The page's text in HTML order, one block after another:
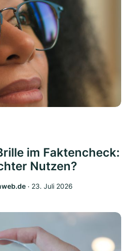
im Faktencheck:
Nutzen?
‧ 23. Juli 2026